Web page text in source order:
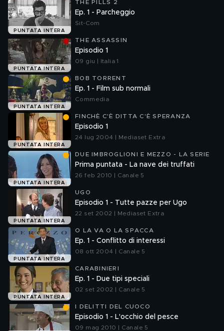
PUNTATA INTERA
THE PILLS 2
Ep. 1 - Parcheggio
Sit-Com
PUNTATA INTERA
THE ASSASSIN
Episodio 1
09 giu | Italia 1
PUNTATA INTERA
BOB TORRENT
Ep. 1 - Film sub normali
Commedia
PUNTATA INTERA
FINCHÈ C'È DITTA C'È SPERANZA
Episodio 1
24 lug 2004 | Mediaset Extra
PUNTATA INTERA
DUE IMBROGLIONI E MEZZO - LA SERIE
Prima puntata - La nave dei truffati
26 feb 2010 | Canale 5
PUNTATA INTERA
UGO
Episodio 1 - Tutte pazze per Ugo
22 set 2002 | Mediaset Extra
PUNTATA INTERA
O LA VA O LA SPACCA
Ep. 1 - Conflitto di interessi
08 ott 2004 | Canale 5
PUNTATA INTERA
CARABINIERI
Ep. 1 - Due tipi speciali
02 set 2002 | Canale 5
I DELITTI DEL CUOCO
Episodio 1 - L'occhio del pesce
09 mag 2010 | Canale 5